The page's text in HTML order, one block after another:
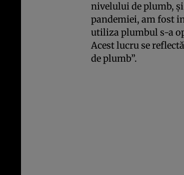
nivelului de plumb,
pandemiei, am fost
utiliza plumbul s-a
Acest lucru se
de plumb”.